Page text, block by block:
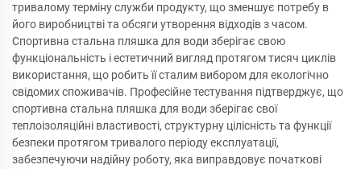
тривалому терміну служби продукту, що зменшує потребу в
його виробництві та обсяги утворення відходів з часом.
Спортивна стальна пляшка для води зберігає свою
функціональність і естетичний вигляд протягом тисяч циклів
використання, що робить її сталим вибором для екологічно
свідомих споживачів. Професійне тестування підтверджує, що
спортивна стальна пляшка для води зберігає свої
теплоізоляційні властивості, структурну цілісність та функції
безпеки протягом тривалого періоду експлуатації,
забезпечуючи надійну роботу, яка виправдовує початкові